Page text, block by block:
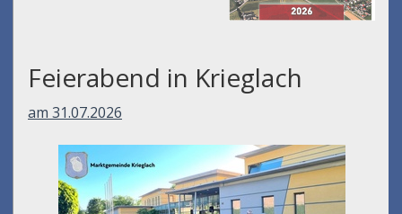
Feierabend in Krieglach
am 31.07.2026